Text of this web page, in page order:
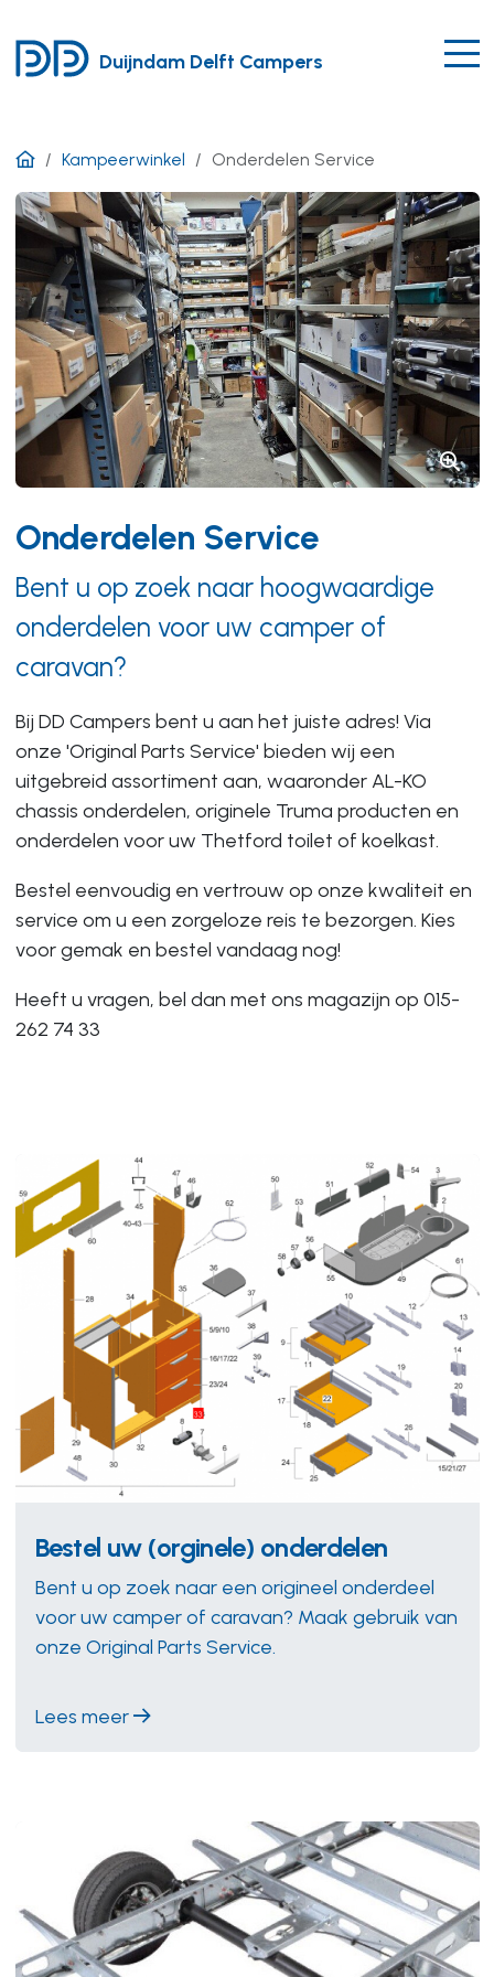
Duijndam Delft Campers
Kampeerwinkel Onderdelen Service
Onderdelen Service
Bent u op zoek naar hoogwaardige
onderdelen voor uw camper of
caravan?
Bij DD Campers bent u aan het juiste adres! Via
onze 'Original Parts Service' bieden wij een
uitgebreid assortiment aan, waaronder AL-KO
chassis onderdelen, originele Truma producten en
onderdelen voor uw Thetford toilet of koelkast.
Bestel eenvoudig en vertrouw op onze kwaliteit en
service om u een zorgeloze reis te bezorgen. Kies
voor gemak en bestel vandaag nog!
Heeft u vragen, bel dan met ons magazijn op 015-
262 74 33
Bestel uw (orginele) onderdelen
Bent u op zoek naar een origineel onderdeel
voor uw camper of caravan? Maak gebruik van
onze Original Parts Service.
Lees meer